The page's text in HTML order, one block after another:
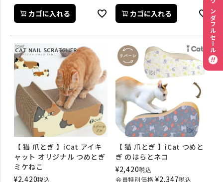
カゴに入れる カゴに入れる
【 猫 爪とぎ 】iCat アイキ
ャット オリジナル つめとぎ
ミケねこ
¥2,420税込
【 猫 爪とぎ 】iCat つめと
ぎ のはらとネコ
¥2,420税込
会員特別価格 ¥2,347税込
ワンダフルセール